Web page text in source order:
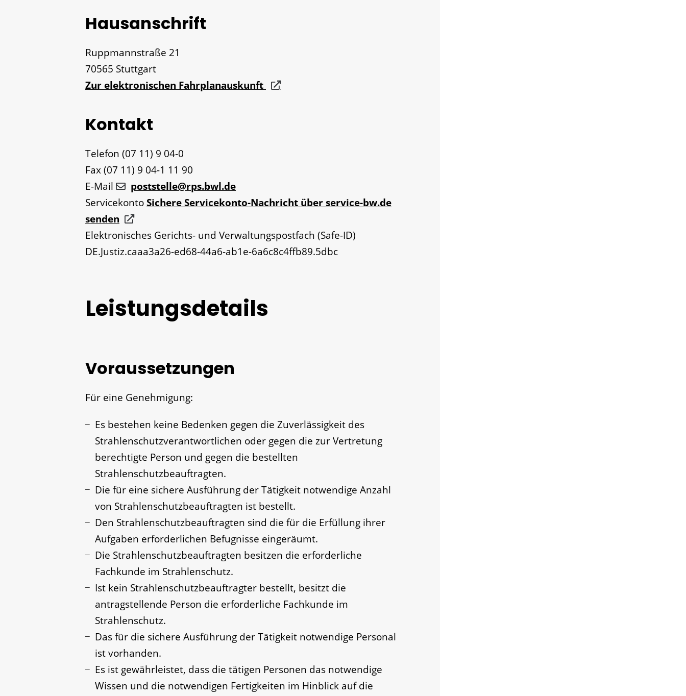
Hausanschrift
Ruppmannstraße 21
70565 Stuttgart
Zur elektronischen Fahrplanauskunft
Kontakt
Telefon (07 11) 9 04-0
Fax(07 11) 9 04-1 11 90
E-Mail
poststelle@rps.bwl.de
ServicekontoSichere Servicekonto-Nachricht über service-bw.de
senden
Elektronisches Gerichts- und Verwaltungspostfach (Safe-ID)
DE.Justiz.caaa3a26-ed68-44a6-ab1e-6a6c8c4ffb89.5dbc
Leistungsdetails
Voraussetzungen
Für eine Genehmigung:
Es bestehen keine Bedenken gegen die Zuverlässigkeit des
Strahlenschutzverantwortlichen oder gegen die zur Vertretung
berechtigte Person und gegen die bestellten
Strahlenschutzbeauftragten.
Die für eine sichere Ausführung der Tätigkeit notwendige Anzahl
von Strahlenschutzbeauftragten ist bestellt.
Den Strahlenschutzbeauftragten sind die für die Erfüllung ihrer
Aufgaben erforderlichen Befugnisse eingeräumt.
Die Strahlenschutzbeauftragten besitzen die erforderliche
Fachkunde im Strahlenschutz.
Ist kein Strahlenschutzbeauftragter bestellt, besitzt die
antragstellende Person die erforderliche Fachkunde im
Strahlenschutz.
Das für die sichere Ausführung der Tätigkeit notwendige Personal
ist vorhanden.
Es ist gewährleistet, dass die tätigen Personen das notwendige
Wissen und die notwendigen Fertigkeiten im Hinblick auf die